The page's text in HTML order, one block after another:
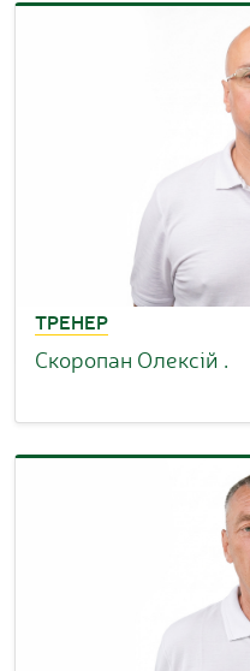
ТРЕНЕР
Скоропан Олексій .